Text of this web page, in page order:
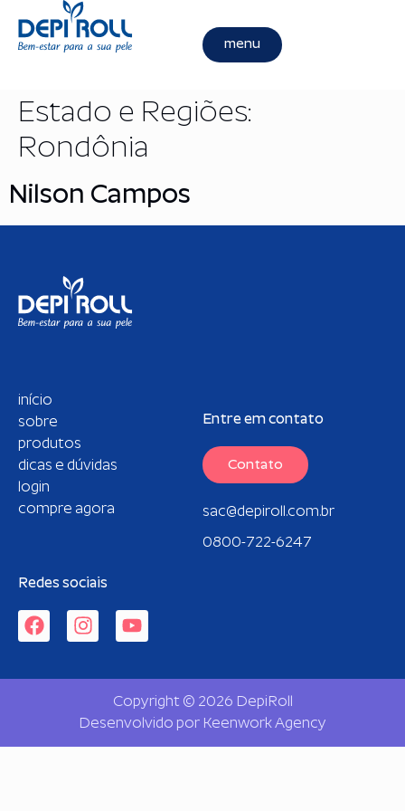
menu
Estado e Regiões:
Rondônia
Nilson Campos
início
sobre
produtos
dicas e dúvidas
login
compre agora
Entre em contato
Contato
sac@depiroll.com.br
0800-722-6247
Redes sociais
Copyright © 2026 DepiRoll
Desenvolvido por Keenwork Agency